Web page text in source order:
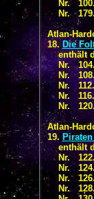
Nr.
Nr.
Atlan-
18. Die
enthält
Nr.
Nr.
Nr.
Nr.
Nr.
Atlan-
19.
enthält
Nr.
Nr.
Nr.
Nr.